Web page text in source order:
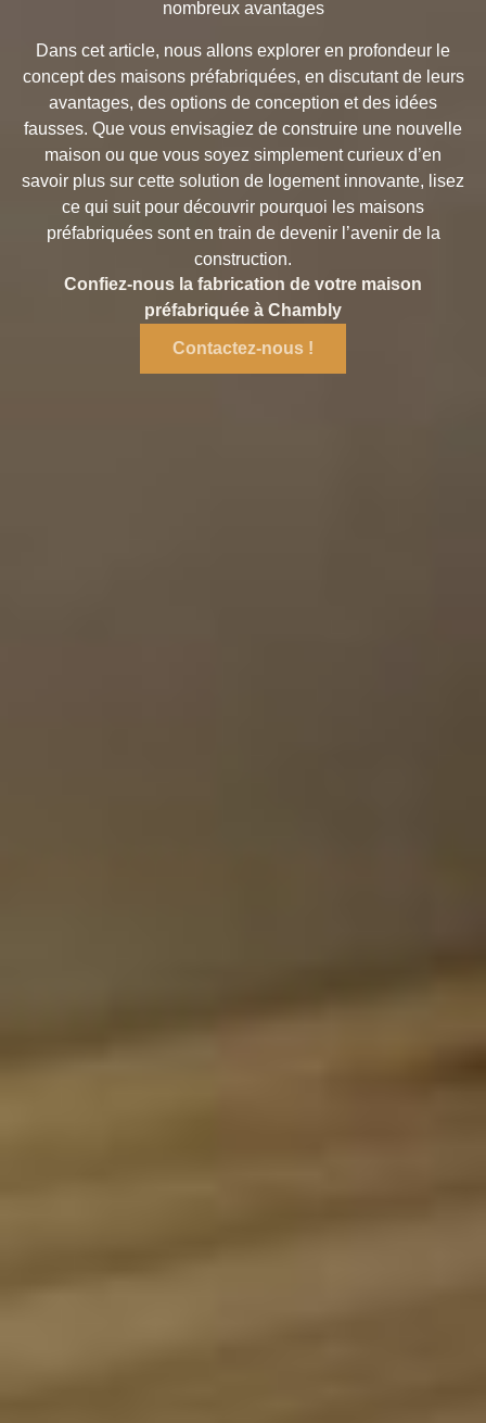
nombreux avantages
Dans cet article, nous allons explorer en profondeur le
concept des maisons préfabriquées, en discutant de leurs
avantages, des options de conception et des idées
fausses. Que vous envisagiez de construire une nouvelle
maison ou que vous soyez simplement curieux d’en
savoir plus sur cette solution de logement innovante, lisez
ce qui suit pour découvrir pourquoi les maisons
préfabriquées sont en train de devenir l’avenir de la
construction.
Confiez-nous la fabrication de votre maison
préfabriquée à Chambly
Contactez-nous !